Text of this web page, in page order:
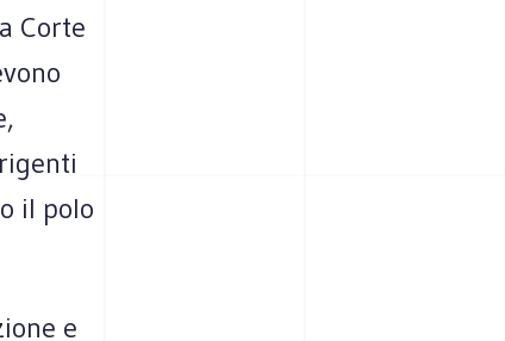
Corte
il polo
e